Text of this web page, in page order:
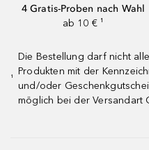
4 Gratis-Proben nach Wahl
ab 10 € ¹
¹
Die Bestellung darf nicht
Produkten mit der
und/oder
möglich bei der Versandart